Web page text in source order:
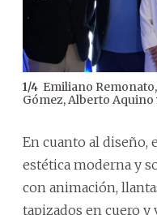
1/4 Emiliano
Gómez, Alberto
En cuanto al diseño,
estética moderna y
con animación,
tapizados en cuero